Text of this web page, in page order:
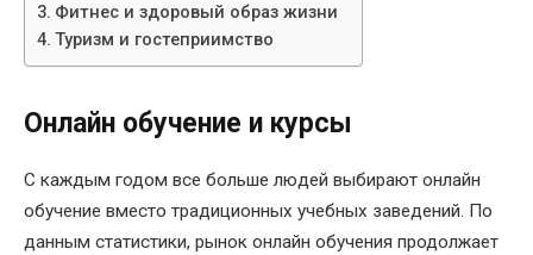
Фитнес и здоровый образ жизни
Туризм и гостеприимство
Онлайн обучение и курсы
С каждым годом все больше людей выбирают онлайн
обучение вместо традиционных учебных заведений. По
данным статистики, рынок онлайн обучения продолжает